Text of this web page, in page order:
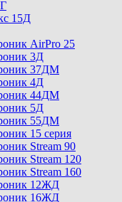
15Д
AirPro 25
3Д
37ДМ
4Д
44ДМ
5Д
55ДМ
15 серия
Stream 90
Stream 120
Stream 160
12ЖД
16ЖД